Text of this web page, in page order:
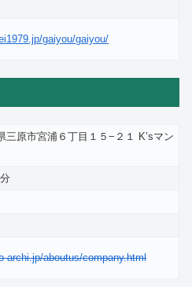
gaiyou/gaiyou/
三原市宮浦６丁目１５−２１ K’sマン
archi.jp/aboutus/company.html